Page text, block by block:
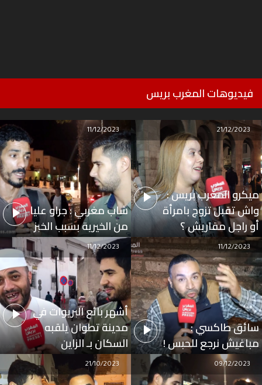
فيديوهات المغرب بريس
ميكرو المغرب بريس :
واش تقبل تزوج بامرأة
أو راجل مقاريش ؟
21/12/2023
شاب مغربي : جراو عليا
من الخيرية بسبب الخبز
11/12/2023
سائق طاكسي :
مباغيش نرجع للحبس !
11/12/2023
أشهر بائع البريوات في
مدينة تطوان يلقبه
السكان بـ الزاين
11/12/2023
09/12/2023
21/10/2023